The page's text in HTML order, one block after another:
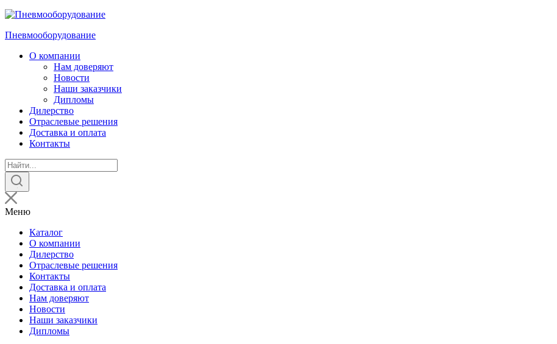
Пневмооборудование
О компании
Нам доверяют
Новости
Наши заказчики
Дипломы
Дилерство
Отраслевые решения
Доставка и оплата
Контакты
Поиск
товаров
Меню
Каталог
О компании
Дилерство
Отраслевые решения
Контакты
Доставка и оплата
Нам доверяют
Новости
Наши заказчики
Дипломы